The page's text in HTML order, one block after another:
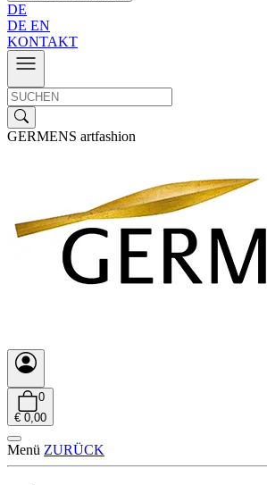
DE
DE EN
KONTAKT
GERMENS artfashion
0
€ 0,00
Menü ZURÜCK